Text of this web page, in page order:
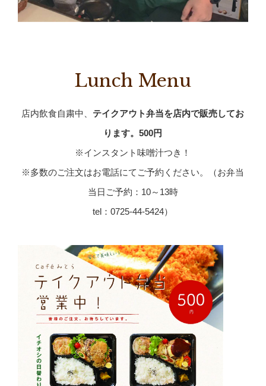
Lunch Menu
店内飲食自粛中、 テイクアウト弁当を店内で販売してお
ります。500円
※インスタント味噌汁つき！
※多数のご注文はお電話にてご予約ください。（お弁当
当日ご予約：10～13時
tel：0725-44-5424）